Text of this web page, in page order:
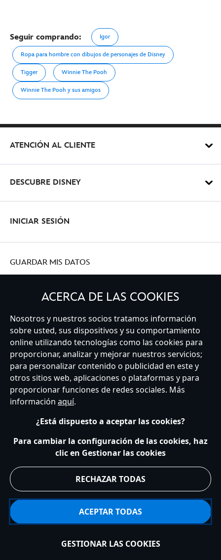
Añadir a la cesta
Seguir comprando: Igor
Ropa para hombre con dibujos de personajes de Disney
Tigger Winnie The Pooh
Winnie The Pooh y sus amigos
ATENCIÓN AL CLIENTE
DESCUBRE DISNEY
INICIAR SESIÓN
GUARDAR MIS DATOS
Spain
Atención al Cliente Términos de Uso
Buscador de Tiendas
Mapa del Sitio
Política de Privacidad
Política de Cookies
Sobre Privacidad en la UE
Términos y Condiciones Generales
Gestionar su configuración de cookies
s172 Statements
Accessibility
© Disney © Disney•Pixar © & ™ Lucasfilm LTD © Marvel. Todos los derechos
ACERCA DE LAS COOKIES
Nosotros y nuestros socios tratamos información
sobre usted, sus dispositivos y su comportamiento
online utilizando tecnologías como las cookies para
proporcionar, analizar y mejorar nuestros servicios;
para personalizar contenido o publicidad en este y
otros sitios web, aplicaciones o plataformas y para
proporcionar funciones de redes sociales. Más
información aquí.
¿Está dispuesto a aceptar las cookies?
Para cambiar la configuración de las cookies, haz
clic en Gestionar las cookies
RECHAZAR TODAS
ACEPTAR TODAS
GESTIONAR LAS COOKIES